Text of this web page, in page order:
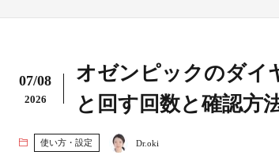
07/08
2026
オゼンピックのダイ
と回す回数と確認方
使い方・設定 Dr.oki